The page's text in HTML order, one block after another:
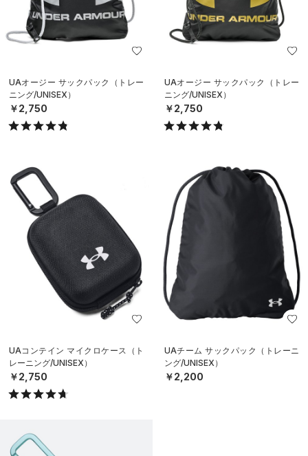
UAオージー サックパック（トレー
ニング/UNISEX）
￥2,750
UAオージー サックパック（トレー
ニング/UNISEX）
￥2,750
UAコンテイン マイクロケース（ト
レーニング/UNISEX）
￥2,750
UAチーム サックパック（トレーニ
ング/UNISEX）
￥2,200